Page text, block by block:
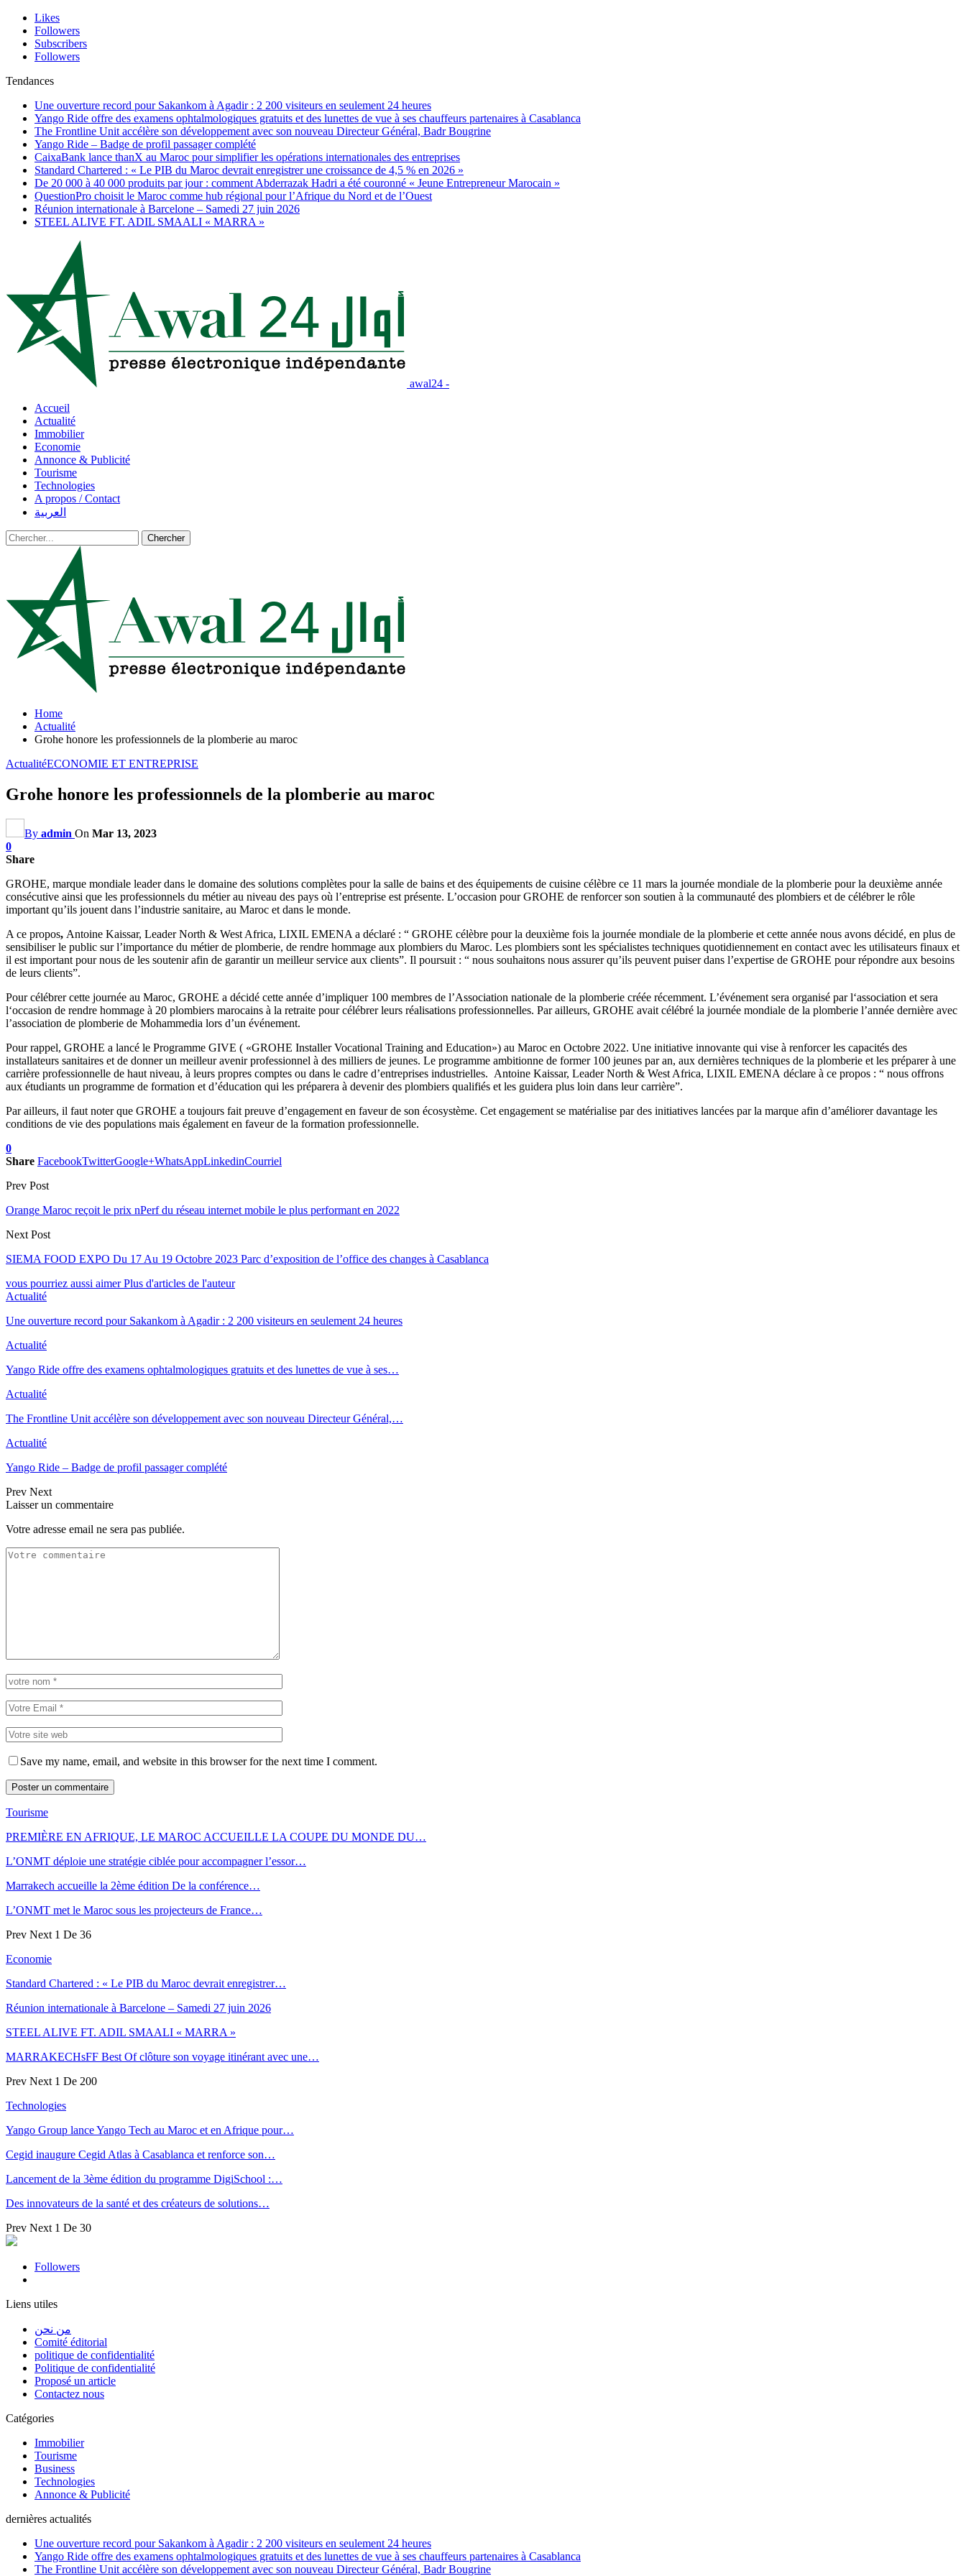
Likes
Followers
Subscribers
Followers
Tendances
Une ouverture record pour Sakankom à Agadir : 2 200 visiteurs en seulement 24 heures
Yango Ride offre des examens ophtalmologiques gratuits et des lunettes de vue à ses chauffeurs partenaires à Casablanca
The Frontline Unit accélère son développement avec son nouveau Directeur Général, Badr Bougrine
Yango Ride – Badge de profil passager complété
CaixaBank lance thanX au Maroc pour simplifier les opérations internationales des entreprises
Standard Chartered : « Le PIB du Maroc devrait enregistrer une croissance de 4,5 % en 2026 »
De 20 000 à 40 000 produits par jour : comment Abderrazak Hadri a été couronné « Jeune Entrepreneur Marocain »
QuestionPro choisit le Maroc comme hub régional pour l’Afrique du Nord et de l’Ouest
Réunion internationale à Barcelone – Samedi 27 juin 2026
STEEL ALIVE FT. ADIL SMAALI « MARRA »
awal24 -
Accueil
Actualité
Immobilier
Economie
Annonce & Publicité
Tourisme
Technologies
A propos / Contact
العربية
Home
Actualité
Grohe honore les professionnels de la plomberie au maroc
ActualitéECONOMIE ET ENTREPRISE
Grohe honore les professionnels de la plomberie au maroc
By admin On Mar 13, 2023
0
Share
GROHE, marque mondiale leader dans le domaine des solutions complètes pour la salle de bains et des équipements de cuisine célèbre ce 11 mars la journée mondiale de la plomberie pour la deuxième année
consécutive ainsi que les professionnels du métier au niveau des pays où l’entreprise est présente. L’occasion pour GROHE de renforcer son soutien à la communauté des plombiers et de célébrer le rôle
important qu’ils jouent dans l’industrie sanitaire, au Maroc et dans le monde.
A ce propos, Antoine Kaissar, Leader North & West Africa, LIXIL EMENA a déclaré : “ GROHE célèbre pour la deuxième fois la journée mondiale de la plomberie et cette année nous avons décidé, en plus de
sensibiliser le public sur l’importance du métier de plomberie, de rendre hommage aux plombiers du Maroc. Les plombiers sont les spécialistes techniques quotidiennement en contact avec les utilisateurs finaux et
il est important pour nous de les soutenir afin de garantir un meilleur service aux clients”. Il poursuit : “ nous souhaitons nous assurer qu’ils peuvent puiser dans l’expertise de GROHE pour répondre aux besoins
de leurs clients”.
Pour célébrer cette journée au Maroc, GROHE a décidé cette année d’impliquer 100 membres de l’Association nationale de la plomberie créée récemment. L’événement sera organisé par l‘association et sera
l‘occasion de rendre hommage à 20 plombiers marocains à la retraite pour célébrer leurs réalisations professionnelles. Par ailleurs, GROHE avait célébré la journée mondiale de la plomberie l’année dernière avec
l’association de plomberie de Mohammedia lors d’un événement.
Pour rappel, GROHE a lancé le Programme GIVE ( «GROHE Installer Vocational Training and Education») au Maroc en Octobre 2022. Une initiative innovante qui vise à renforcer les capacités des
installateurs sanitaires et de donner un meilleur avenir professionnel à des milliers de jeunes. Le programme ambitionne de former 100 jeunes par an, aux dernières techniques de la plomberie et les préparer à une
carrière professionnelle de haut niveau, à leurs propres comptes ou dans le cadre d’entreprises industrielles. Antoine Kaissar, Leader North & West Africa, LIXIL EMENA déclare à ce propos : “ nous offrons
aux étudiants un programme de formation et d’éducation qui les préparera à devenir des plombiers qualifiés et les guidera plus loin dans leur carrière”.
Par ailleurs, il faut noter que GROHE a toujours fait preuve d’engagement en faveur de son écosystème. Cet engagement se matérialise par des initiatives lancées par la marque afin d’améliorer davantage les
conditions de vie des populations mais également en faveur de la formation professionnelle.
0
Share FacebookTwitterGoogle+WhatsAppLinkedinCourriel
Prev Post
Orange Maroc reçoit le prix nPerf du réseau internet mobile le plus performant en 2022
Next Post
SIEMA FOOD EXPO Du 17 Au 19 Octobre 2023 Parc d’exposition de l’office des changes à Casablanca
vous pourriez aussi aimer Plus d'articles de l'auteur
Actualité
Une ouverture record pour Sakankom à Agadir : 2 200 visiteurs en seulement 24 heures
Actualité
Yango Ride offre des examens ophtalmologiques gratuits et des lunettes de vue à ses…
Actualité
The Frontline Unit accélère son développement avec son nouveau Directeur Général,…
Actualité
Yango Ride – Badge de profil passager complété
Prev Next
Laisser un commentaire
Votre adresse email ne sera pas publiée.
Save my name, email, and website in this browser for the next time I comment.
Tourisme
PREMIÈRE EN AFRIQUE, LE MAROC ACCUEILLE LA COUPE DU MONDE DU…
L’ONMT déploie une stratégie ciblée pour accompagner l’essor…
Marrakech accueille la 2ème édition De la conférence…
L’ONMT met le Maroc sous les projecteurs de France…
Prev Next 1 De 36
Economie
Standard Chartered : « Le PIB du Maroc devrait enregistrer…
Réunion internationale à Barcelone – Samedi 27 juin 2026
STEEL ALIVE FT. ADIL SMAALI « MARRA »
MARRAKECHsFF Best Of clôture son voyage itinérant avec une…
Prev Next 1 De 200
Technologies
Yango Group lance Yango Tech au Maroc et en Afrique pour…
Cegid inaugure Cegid Atlas à Casablanca et renforce son…
Lancement de la 3ème édition du programme DigiSchool :…
Des innovateurs de la santé et des créateurs de solutions…
Prev Next 1 De 30
Followers
Liens utiles
من نحن
Comité éditorial
politique de confidentialité
Politique de confidentialité
Proposé un article
Contactez nous
Catégories
Immobilier
Tourisme
Business
Technologies
Annonce & Publicité
dernières actualités
Une ouverture record pour Sakankom à Agadir : 2 200 visiteurs en seulement 24 heures
Yango Ride offre des examens ophtalmologiques gratuits et des lunettes de vue à ses chauffeurs partenaires à Casablanca
The Frontline Unit accélère son développement avec son nouveau Directeur Général, Badr Bougrine